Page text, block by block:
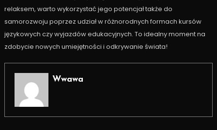
relaksem, warto wykorzystać jego potencjał także do
samorozwoju poprzez udział w różnorodnych formach kursów
językowych czy wyjazdów edukacyjnych. To idealny moment na
zdobycie nowych umiejętności i odkrywanie świata!
Wwawa